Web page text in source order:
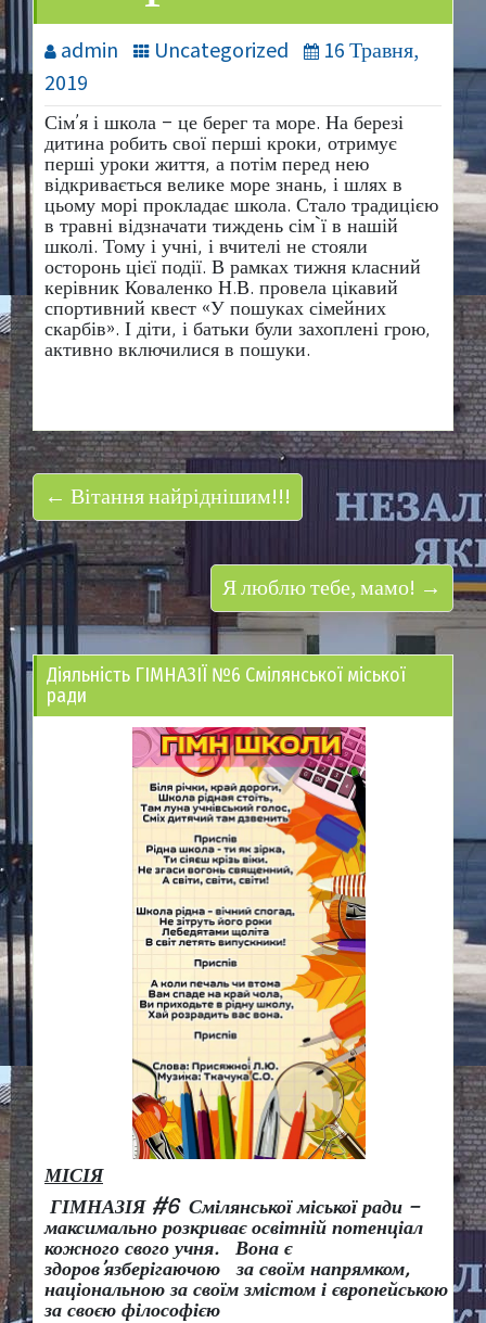
admin Uncategorized
16 Травня,
2019
Сім’я і школа – це берег та море. На березі
дитина робить свої перші кроки, отримує
перші уроки життя, а потім перед нею
відкривається велике море знань, і шлях в
цьому морі прокладає школа. Стало традицією
в травні відзначати тиждень сім`ї в нашій
школі. Тому і учні, і вчителі не стояли
осторонь цієї події. В рамках тижня класний
керівник Коваленко Н.В. провела цікавий
спортивний квест «У пошуках сімейних
скарбів». І діти, і батьки були захоплені грою,
активно включилися в пошуки.
← Вітання найріднішим!!!
Я люблю тебе, мамо! →
Діяльність ГІМНАЗІЇ №6 Смілянської міської
ради
МІСІЯ
ГІМНАЗІЯ #6 Смілянської міської ради –
максимально розкриває освітній потенціал
кожного свого учня.
Вона є
здоров’язберігаючою за своїм напрямком,
національною за своїм змістом і європейською
за своєю філософією